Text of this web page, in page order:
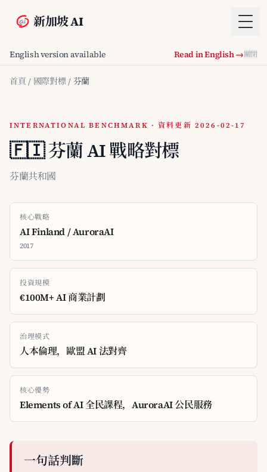
新加坡 AI
English version available Read in English →關閉
首頁 / 國際對標 / 芬蘭
INTERNATIONAL BENCHMARK · 資料更新 2026-02-17
🇫🇮 芬蘭 AI 戰略對標
芬蘭共和國
核心戰略
AI Finland / AuroraAI
2017
投資規模
€100M+ AI 商業計劃
治理模式
人本倫理，歐盟 AI 法對齊
核心優勢
Elements of AI 全民課程，AuroraAI 公民服務
一句話判斷